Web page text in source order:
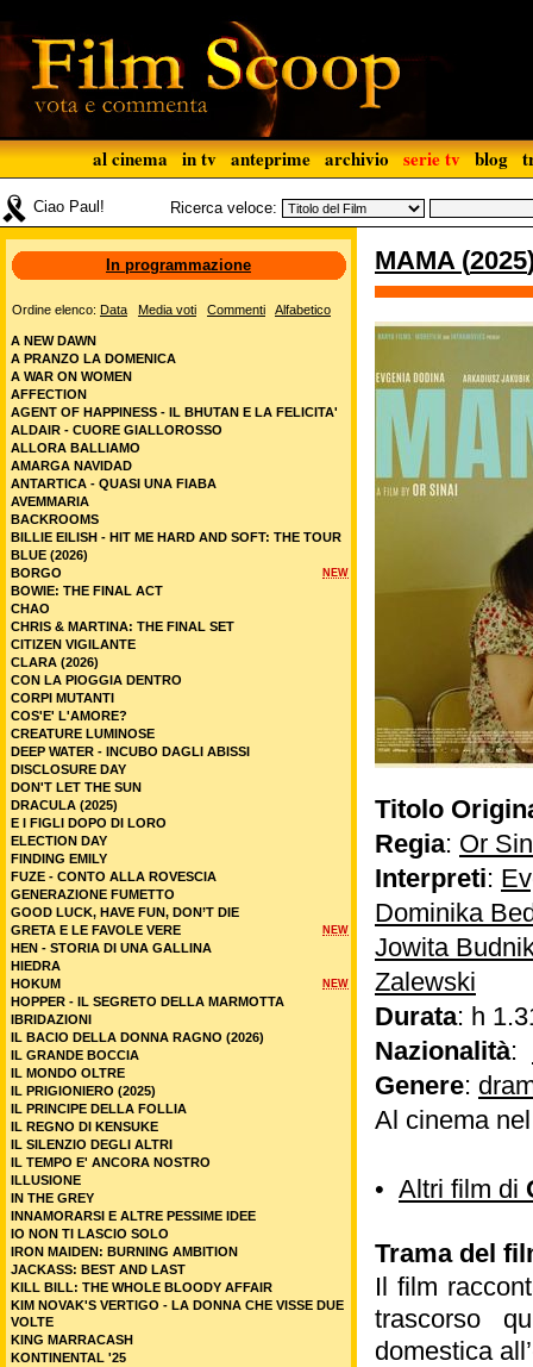
al cinema in tv anteprime archivio serie tv blog
Ciao Paul! Ricerca veloce:
MAMA (2025
Titolo
Regia: Or
Interpreti:
Dominika
Jowita
Zalewski
Durata: h
Nazionalità:
Genere:
Al cinema
• Altri film di
Trama del
Il film
trascorso
domestica
In programmazione
Ordine elenco: Data Media voti Commenti Alfabetico
A NEW DAWN
A PRANZO LA DOMENICA
A WAR ON WOMEN
AFFECTION
AGENT OF HAPPINESS - IL BHUTAN E LA FELICITA'
ALDAIR - CUORE GIALLOROSSO
ALLORA BALLIAMO
AMARGA NAVIDAD
ANTARTICA - QUASI UNA FIABA
AVEMMARIA
BACKROOMS
BILLIE EILISH - HIT ME HARD AND SOFT: THE TOUR
BLUE (2026)
NEW
BORGO
BOWIE: THE FINAL ACT
CHAO
CHRIS & MARTINA: THE FINAL SET
CITIZEN VIGILANTE
CLARA (2026)
CON LA PIOGGIA DENTRO
CORPI MUTANTI
COS'E' L'AMORE?
CREATURE LUMINOSE
DEEP WATER - INCUBO DAGLI ABISSI
DISCLOSURE DAY
DON'T LET THE SUN
DRACULA (2025)
E I FIGLI DOPO DI LORO
ELECTION DAY
FINDING EMILY
FUZE - CONTO ALLA ROVESCIA
GENERAZIONE FUMETTO
GOOD LUCK, HAVE FUN, DON’T DIE
NEW
GRETA E LE FAVOLE VERE
HEN - STORIA DI UNA GALLINA
HIEDRA
NEW
HOKUM
HOPPER - IL SEGRETO DELLA MARMOTTA
IBRIDAZIONI
IL BACIO DELLA DONNA RAGNO (2026)
IL GRANDE BOCCIA
IL MONDO OLTRE
IL PRIGIONIERO (2025)
IL PRINCIPE DELLA FOLLIA
IL REGNO DI KENSUKE
IL SILENZIO DEGLI ALTRI
IL TEMPO E' ANCORA NOSTRO
ILLUSIONE
IN THE GREY
INNAMORARSI E ALTRE PESSIME IDEE
IO NON TI LASCIO SOLO
IRON MAIDEN: BURNING AMBITION
JACKASS: BEST AND LAST
KILL BILL: THE WHOLE BLOODY AFFAIR
KIM NOVAK'S VERTIGO - LA DONNA CHE VISSE DUE
VOLTE
KING MARRACASH
KONTINENTAL '25